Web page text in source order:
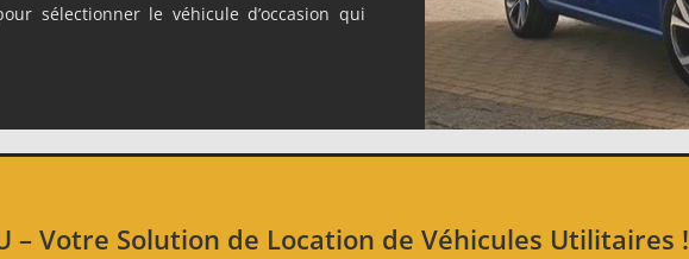
sélectionner le véhicule d’occasion qui
– Votre Solution de Location de Véhicules Utilitaires !